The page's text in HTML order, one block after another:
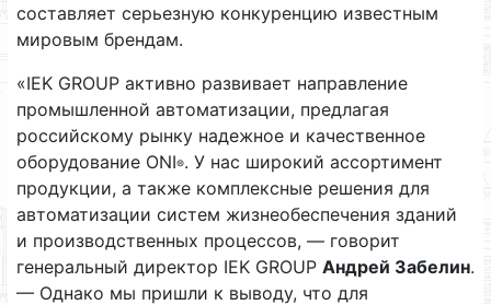
составляет серьезную конкуренцию известным
мировым брендам.
«IEK GROUP активно развивает направление
промышленной автоматизации, предлагая
российскому рынку надежное и качественное
оборудование ONI®. У нас широкий ассортимент
продукции, а также комплексные решения для
автоматизации систем жизнеобеспечения зданий
и производственных процессов, — говорит
генеральный директор IEK GROUP Андрей Забелин.
— Однако мы пришли к выводу, что для